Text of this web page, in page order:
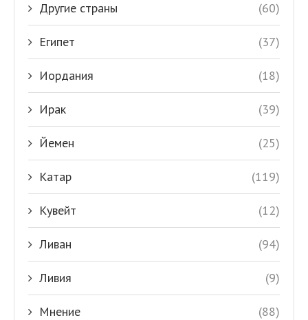
Другие страны (60)
Египет (37)
Иордания (18)
Ирак (39)
Йемен (25)
Катар (119)
Кувейт (12)
Ливан (94)
Ливия (9)
Мнение (88)